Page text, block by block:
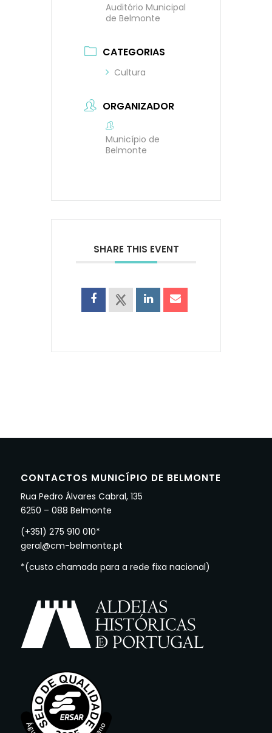
Auditório Municipal
de Belmonte
CATEGORIAS
Cultura
ORGANIZADOR
Município de
Belmonte
SHARE THIS EVENT
CONTACTOS MUNICÍPIO DE BELMONTE
Rua Pedro Álvares Cabral, 135
6250 – 088 Belmonte
(+351) 275 910 010*
geral@cm-belmonte.pt
*(custo chamada para a rede fixa nacional)